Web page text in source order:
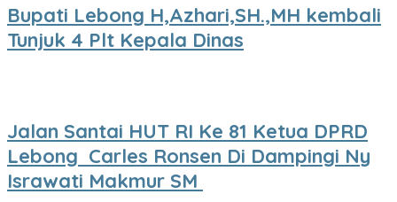
Bupati Lebong H,Azhari,SH.,MH kembali
Tunjuk 4 Plt Kepala Dinas
Jalan Santai HUT RI Ke 81 Ketua DPRD
Lebong Carles Ronsen Di Dampingi Ny
Israwati Makmur SM